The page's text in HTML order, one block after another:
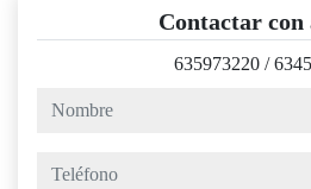
Contactar con
635973220 /
nombre
teléfono